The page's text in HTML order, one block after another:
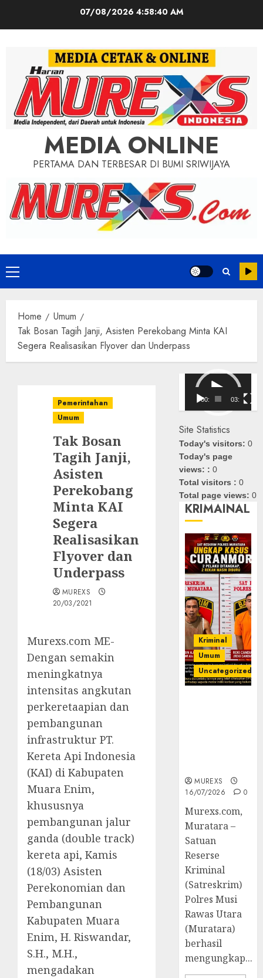
07/08/20264:58:42 AM
MEDIA ONLINE
PERTAMA DAN TERBESAR DI BUMI SRIWIJAYA
Primary
Menu
Home
Umum
Tak Bosan Tagih Janji, Asisten Perekobang Minta KAI
Segera Realisasikan Flyover dan Underpass
Pemerintahan
Umum
Tak Bosan
Tagih Janji,
Asisten
Perekobang
Minta KAI
Segera
Realisasikan
Flyover dan
Underpass
MUREXS
20/03/2021
Murexs.com ME-
Dengan semakin
meningkatnya
intensitas angkutan
perkeretaapian dan
pembangunan
infrastruktur PT.
Kereta Api Indonesia
(KAI) di Kabupaten
Muara Enim,
khususnya
pembangunan jalur
ganda (double track)
kereta api, Kamis
(18/03) Asisten
Perekonomian dan
Pembangunan
Kabupaten Muara
Enim, H. Riswandar,
S.H., M.H.,
mengadakan
Pemutar
Video
00:00 03:08
Site Statistics
Today's visitors:0
Today's page
views: :0
Total visitors :0
Total page views:0
KRIMAINAL
Kriminal
Umum
Uncategorized
MUREXS
16/07/2026
0
Murexs.com,
Muratara –
Satuan
Reserse
Kriminal
(Satreskrim)
Polres Musi
Rawas Utara
(Muratara)
berhasil
mengungkap...